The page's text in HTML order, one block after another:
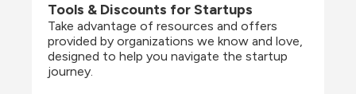
Tools & Discounts for Startups
Take advantage of resources and offers
provided by organizations we know and love,
designed to help you navigate the startup
journey.